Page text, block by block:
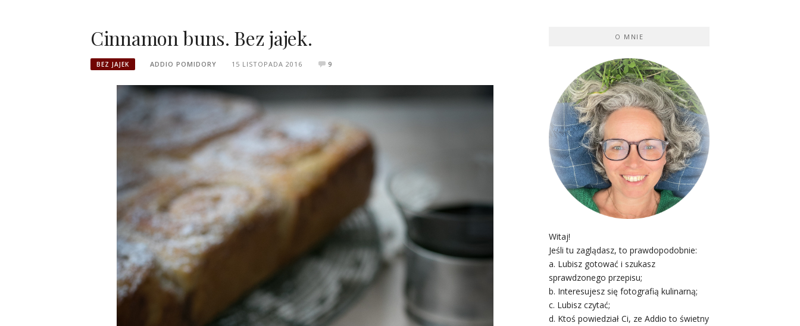
Cinnamon buns. Bez jajek.
BEZ JAJEK ADDIO POMIDORY 15 LISTOPADA 2016 9
O MNIE
Witaj!
Jeśli tu zaglądasz, to prawdopodobnie:
a. Lubisz gotować i szukasz
sprawdzonego przepisu;
b. Interesujesz się fotografią kulinarną;
c. Lubisz czytać;
d. Ktoś powiedział Ci, ze Addio to świetny